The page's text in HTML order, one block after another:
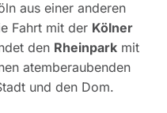
aus einer anderen
Fahrt mit der Kölner
den Rheinpark mit
atemberaubenden
und den Dom.